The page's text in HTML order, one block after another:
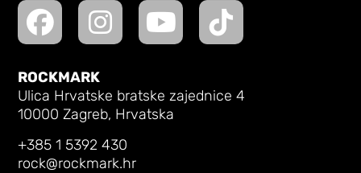
ROCKMARK
Ulica Hrvatske bratske zajednice 4
10000 Zagreb, Hrvatska
+385 1 5392 430
rock@rockmark.hr